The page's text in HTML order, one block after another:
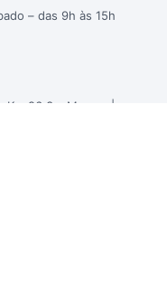
– das 9h às 15h
Km 96,3 – Morros |